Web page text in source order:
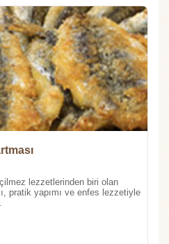
lezzetlerinden biri olan
pratik yapımı ve enfes lezzetiyle